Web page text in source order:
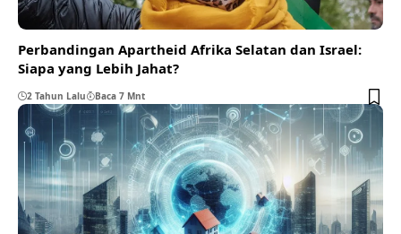
Perbandingan Apartheid Afrika Selatan dan Israel:
Siapa yang Lebih Jahat?
2 Tahun Lalu Baca 7 Mnt